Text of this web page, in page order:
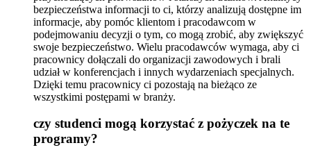
bezpieczeństwa informacji to ci, którzy analizują dostępne im
informacje, aby pomóc klientom i pracodawcom w
podejmowaniu decyzji o tym, co mogą zrobić, aby zwiększyć
swoje bezpieczeństwo. Wielu pracodawców wymaga, aby ci
pracownicy dołączali do organizacji zawodowych i brali
udział w konferencjach i innych wydarzeniach specjalnych.
Dzięki temu pracownicy ci pozostają na bieżąco ze
wszystkimi postępami w branży.
czy studenci mogą korzystać z pożyczek na te
programy?